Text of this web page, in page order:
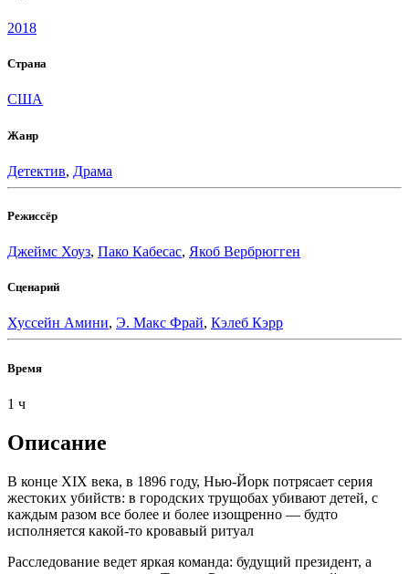
2018
Страна
США
Жанр
Детектив, Драма
Режиссёр
Джеймс Хоуз, Пако Кабесас, Якоб Вербрюгген
Сценарий
Хуссейн Амини, Э. Макс Фрай, Кэлеб Кэрр
Время
1 ч
Описание
В конце XIX века, в 1896 году, Нью-Йорк потрясает серия
жестоких убийств: в городских трущобах убивают детей, с
каждым разом все более и более изощренно — будто
исполняется какой-то кровавый ритуал
Расследование ведет яркая команда: будущий президент, а